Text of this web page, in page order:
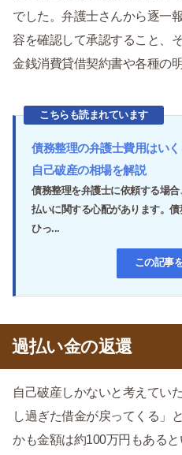
でした。弁護士さんから逐一
容を確認して承認すること、
金銭消費貸借契約書や各種の
こちらも読まれています
債務整理の弁護士費用はい
自己破産の相場を解説
債務整理を弁護士に依頼する場
払いに関する心配があります。
ひっ...
この記事
過払い金の返還
自己破産しかないと考えてい
し過ぎた借金が戻ってくる」
かも金額は約100万円もある